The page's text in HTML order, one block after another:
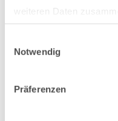
weiteren Daten
haben oder die sie im
Notwendig
Präferenzen
2018